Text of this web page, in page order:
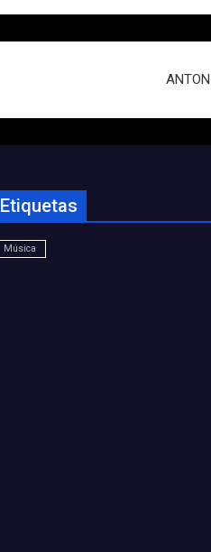
Etiquetas
Música